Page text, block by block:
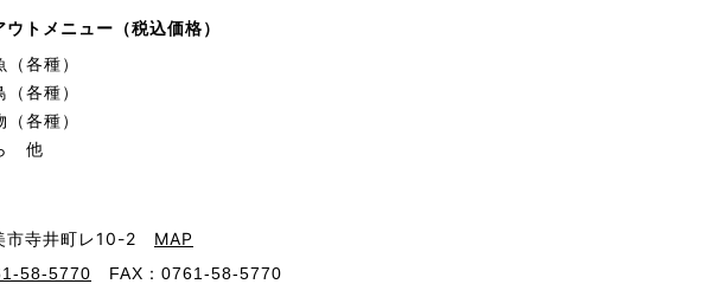
ウトメニュー（税込価格）
各種）
各種）
各種）
他
市寺井町レ10-2 MAP
58-5770 FAX：0761-58-5770